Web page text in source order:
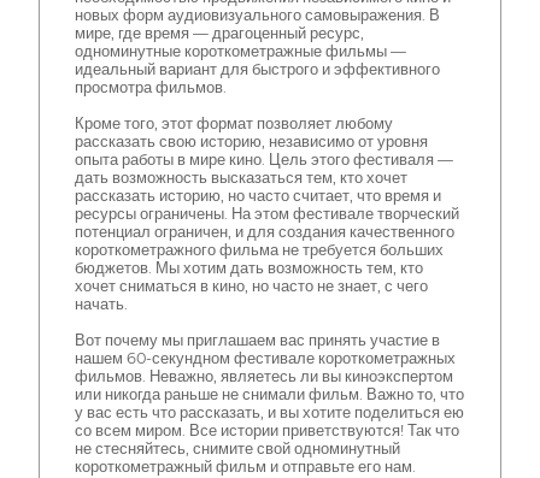
новых форм аудиовизуального самовыражения. В
мире, где время — драгоценный ресурс,
одноминутные короткометражные фильмы —
идеальный вариант для быстрого и эффективного
просмотра фильмов.
Кроме того, этот формат позволяет любому
рассказать свою историю, независимо от уровня
опыта работы в мире кино. Цель этого фестиваля —
дать возможность высказаться тем, кто хочет
рассказать историю, но часто считает, что время и
ресурсы ограничены. На этом фестивале творческий
потенциал ограничен, и для создания качественного
короткометражного фильма не требуется больших
бюджетов. Мы хотим дать возможность тем, кто
хочет сниматься в кино, но часто не знает, с чего
начать.
Вот почему мы приглашаем вас принять участие в
нашем 60-секундном фестивале короткометражных
фильмов. Неважно, являетесь ли вы киноэкспертом
или никогда раньше не снимали фильм. Важно то, что
у вас есть что рассказать, и вы хотите поделиться ею
со всем миром. Все истории приветствуются! Так что
не стесняйтесь, снимите свой одноминутный
короткометражный фильм и отправьте его нам.